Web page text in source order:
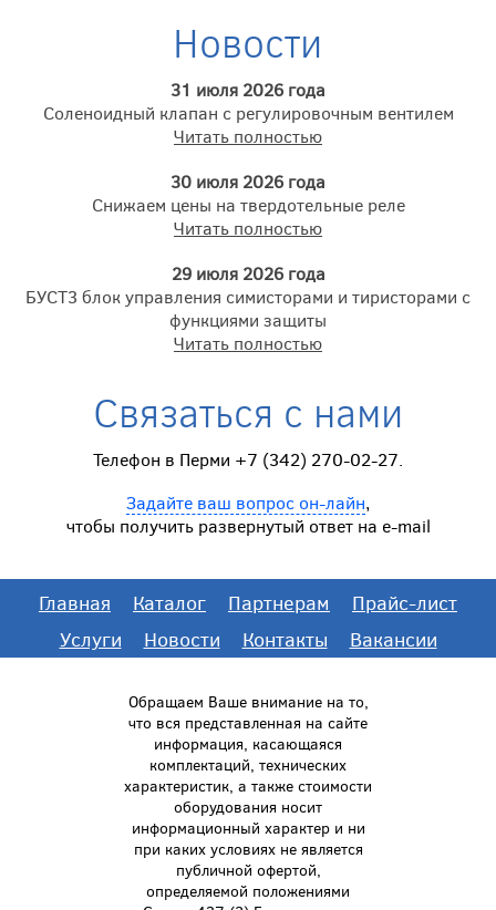
Новости
31 июля 2026 года
Соленоидный клапан с регулировочным вентилем
Читать полностью
30 июля 2026 года
Снижаем цены на твердотельные реле
Читать полностью
29 июля 2026 года
БУСТ3 блок управления симисторами и тиристорами с
функциями защиты
Читать полностью
Связаться с нами
Телефон в Перми +7 (342) 270-02-27.
Задайте ваш вопрос он-лайн,
чтобы получить развернутый ответ на e-mail
Главная Каталог Партнерам
Прайс-лист
Услуги
Новости Контакты Вакансии
Обращаем Ваше внимание на то,
что вся представленная на сайте
информация, касающаяся
комплектаций, технических
характеристик, а также стоимости
оборудования носит
информационный характер и ни
при каких условиях не является
публичной офертой,
определяемой положениями